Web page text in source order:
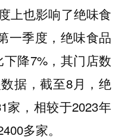
上也影响了绝味食
一季度，绝味食品
降7%，其门店数
据，截至8月，绝
家，相较于2023年
多家。